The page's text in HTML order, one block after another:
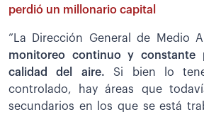
perdió un millonario capital
”La Dirección General de Medio
monitoreo continuo y constante
calidad del aire. Si bien lo
controlado, hay áreas que
secundarios en los que se está